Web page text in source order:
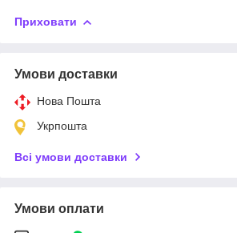
Приховати
Умови доставки
Нова Пошта
Укрпошта
Всі умови доставки
Умови оплати